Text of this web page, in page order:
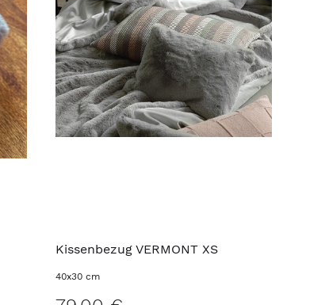
Kissenbezug VERMONT XS
40x30 cm